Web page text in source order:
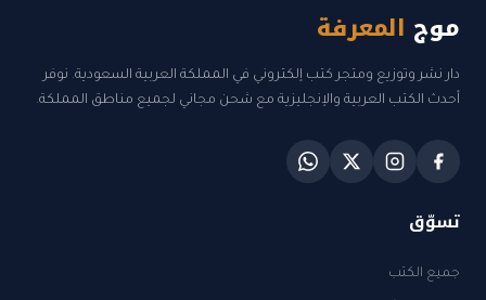
موج المعرفة
دار نشر وتوزيع ومتجر كتب إلكتروني في المملكة العربية السعودية. نوفر
أحدث الكتب العربية والإنجليزية مع شحن مجاني لجميع مناطق المملكة.
تسوّق
جميع الكتب